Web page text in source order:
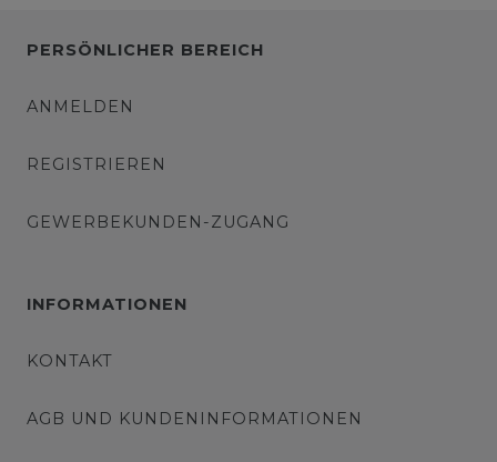
PERSÖNLICHER BEREICH
ANMELDEN
REGISTRIEREN
GEWERBEKUNDEN-ZUGANG
INFORMATIONEN
KONTAKT
AGB UND KUNDENINFORMATIONEN